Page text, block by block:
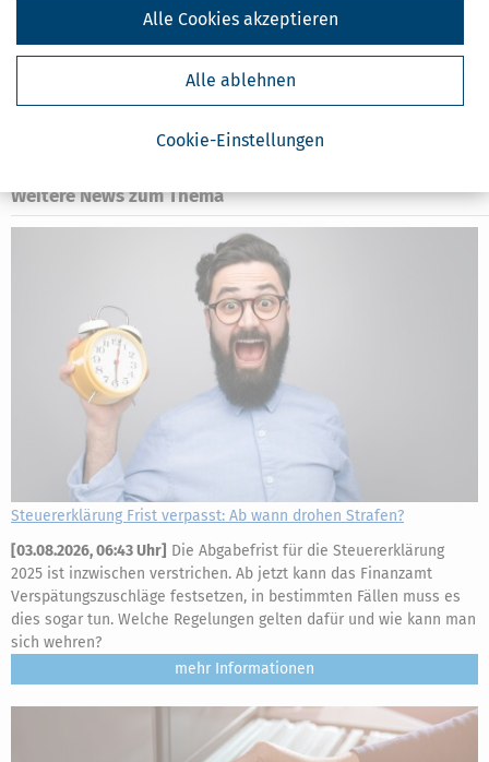
Cookie-Einstellungen
Alle ablehnen
Alle Cookies akzeptieren
Verwandte Lexikon-Begriffe
Arbeitnehmer
Auswärtstätigkeit
Weitere News zum Thema
Steuererklärung Frist verpasst: Ab wann drohen Strafen?
[03.08.2026, 06:43 Uhr] Die Abgabefrist für die Steuererklärung
2025 ist inzwischen verstrichen. Ab jetzt kann das Finanzamt
Verspätungszuschläge festsetzen, in bestimmten Fällen muss es
dies sogar tun. Welche Regelungen gelten dafür und wie kann man
sich wehren?
mehr